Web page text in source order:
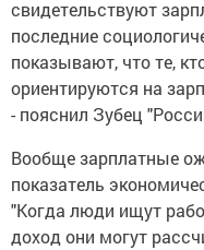
свидетельствуют
последние
показывают, что те,
ориентируются на
- пояснил Зубец
Вообще зарплатные
показатель
"Когда люди ищут
доход они могут